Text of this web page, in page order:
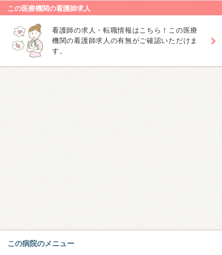
この医療機関の看護師求人
看護師の求人・転職情報はこちら！この医療
機関の看護師求人の有無がご確認いただけま
す。
この病院のメニュー